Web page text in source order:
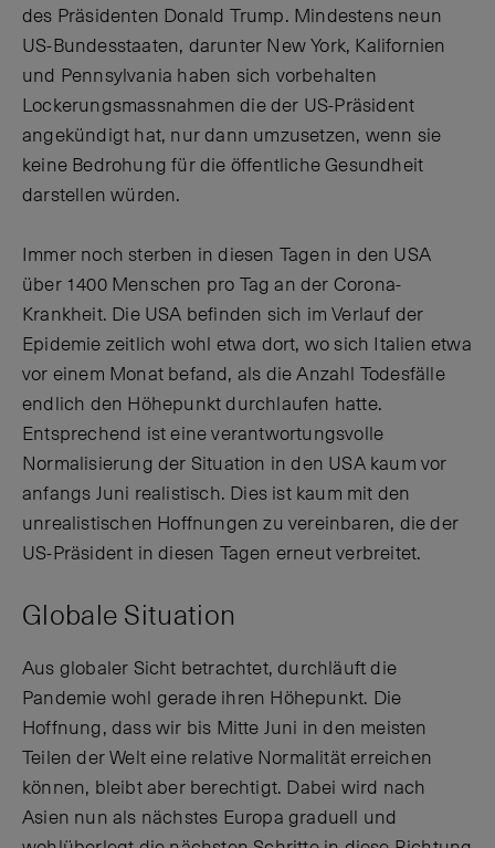
des Präsidenten Donald Trump. Mindestens neun
US-Bundesstaaten, darunter New York, Kalifornien
und Pennsylvania haben sich vorbehalten
Lockerungsmassnahmen die der US-Präsident
angekündigt hat, nur dann umzusetzen, wenn sie
keine Bedrohung für die öffentliche Gesundheit
darstellen würden.
Immer noch sterben in diesen Tagen in den USA
über 1400 Menschen pro Tag an der Corona-
Krankheit. Die USA befinden sich im Verlauf der
Epidemie zeitlich wohl etwa dort, wo sich Italien etwa
vor einem Monat befand, als die Anzahl Todesfälle
endlich den Höhepunkt durchlaufen hatte.
Entsprechend ist eine verantwortungsvolle
Normalisierung der Situation in den USA kaum vor
anfangs Juni realistisch. Dies ist kaum mit den
unrealistischen Hoffnungen zu vereinbaren, die der
US-Präsident in diesen Tagen erneut verbreitet.
Globale Situation
Aus globaler Sicht betrachtet, durchläuft die
Pandemie wohl gerade ihren Höhepunkt. Die
Hoffnung, dass wir bis Mitte Juni in den meisten
Teilen der Welt eine relative Normalität erreichen
können, bleibt aber berechtigt. Dabei wird nach
Asien nun als nächstes Europa graduell und